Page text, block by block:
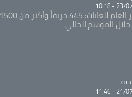
23/07/
المدير العام للغابات: 445 حريقاً وأكثر من 1500
الموسم الحالي
21/07/